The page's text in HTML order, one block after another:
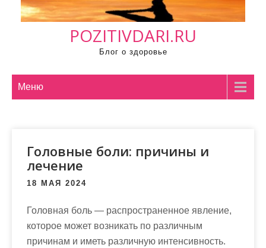
POZITIVDARI.RU
Блог о здоровье
Меню
Головные боли: причины и
лечение
18 МАЯ 2024
Головная боль — распространенное явление,
которое может возникать по различным
причинам и иметь различную интенсивность.